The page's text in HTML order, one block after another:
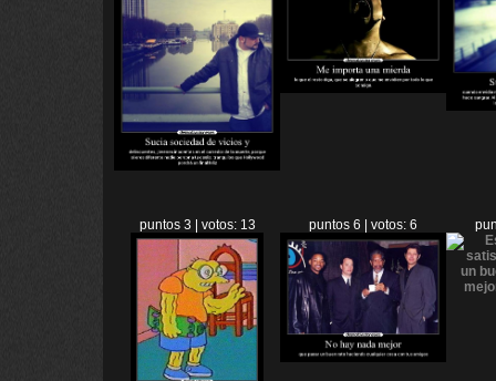
puntos 3 | votos: 13 puntos 6 | votos: 6